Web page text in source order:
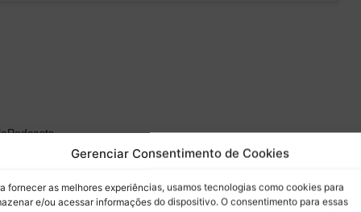
Gerenciar Consentimento de Cookies
fornecer as melhores experiências, usamos tecnologias como cookies para
e/ou acessar informações do dispositivo. O consentimento para essas